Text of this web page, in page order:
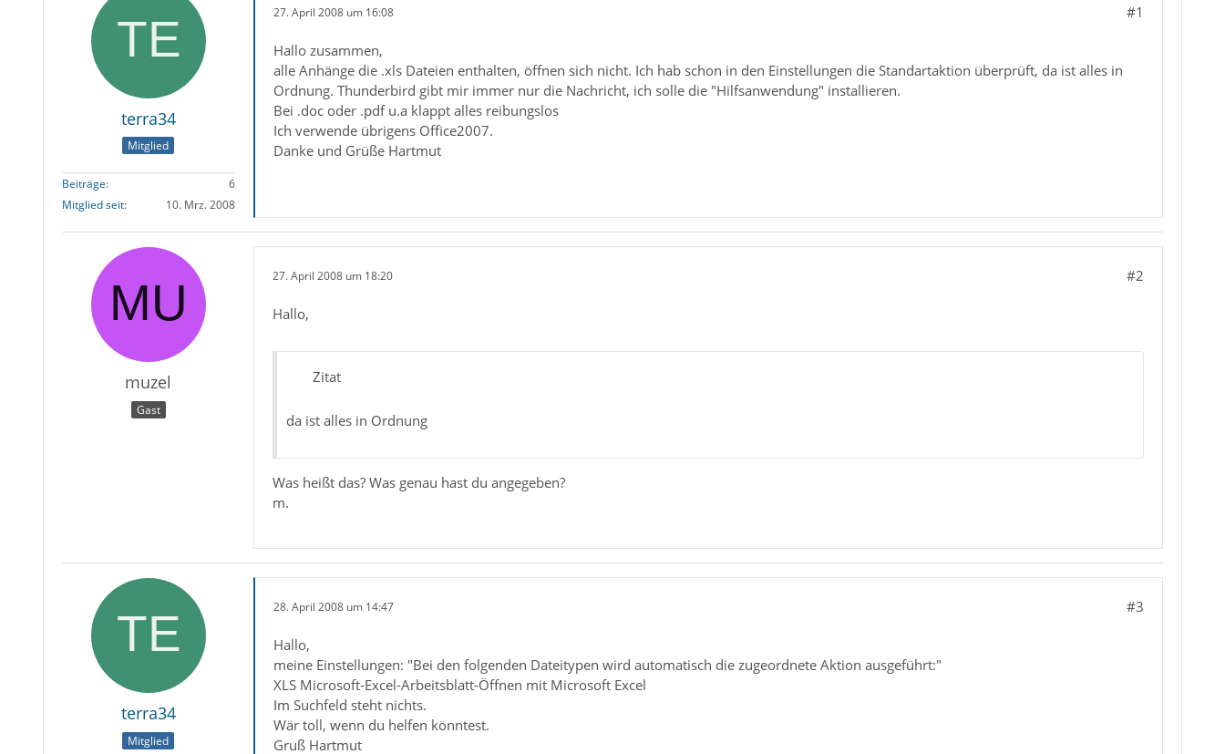
terra34
Mitglied
Beiträge
6
Mitglied seit
10. Mrz. 2008
27. April 2008 um 16:08 #1
Hallo zusammen,
alle Anhänge die .xls Dateien enthalten, öffnen sich nicht. Ich hab schon in den Einstellungen die Standartaktion überprüft, da ist alles in
Ordnung. Thunderbird gibt mir immer nur die Nachricht, ich solle die "Hilfsanwendung" installieren.
Bei .doc oder .pdf u.a klappt alles reibungslos
Ich verwende übrigens Office2007.
Danke und Grüße Hartmut
muzel
Gast
27. April 2008 um 18:20 #2
Hallo,
Zitat
da ist alles in Ordnung
Was heißt das? Was genau hast du angegeben?
m.
terra34
Mitglied
28. April 2008 um 14:47 #3
Hallo,
meine Einstellungen: "Bei den folgenden Dateitypen wird automatisch die zugeordnete Aktion ausgeführt:"
XLS Microsoft-Excel-Arbeitsblatt-Öffnen mit Microsoft Excel
Im Suchfeld steht nichts.
Wär toll, wenn du helfen könntest.
Gruß Hartmut